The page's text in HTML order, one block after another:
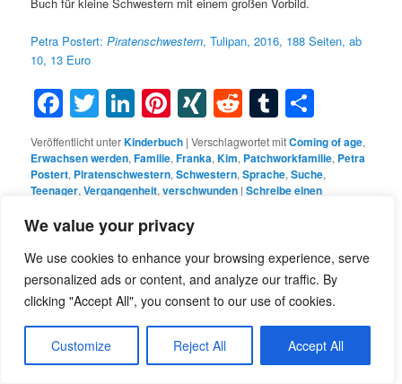
We value your privacy
We use cookies to enhance your browsing experience, serve
personalized ads or content, and analyze our traffic. By
clicking "Accept All", you consent to our use of cookies.
Customize Reject All Accept All
Petra Postert:Piratenschwestern, Tulipan, 2016, 188 Seiten, ab
10, 13 Euro
Facebook
Twitter
LinkedIn
Pinterest
XINGRedditTumblr
Veröffentlicht unterKinderbuch |Verschlagwortet mitComing of age,
Erwachsen werden,Familie,Franka,Kim, Patchworkfamilie, Petra
Postert, Piratenschwestern,Schwestern,Sprache,Suche,
Teenager,Vergangenheit,verschwunden |Schreibe einen
Grandioser Schund
Veröffentlicht am 3. Juni 2016 vonElla von Berkholz